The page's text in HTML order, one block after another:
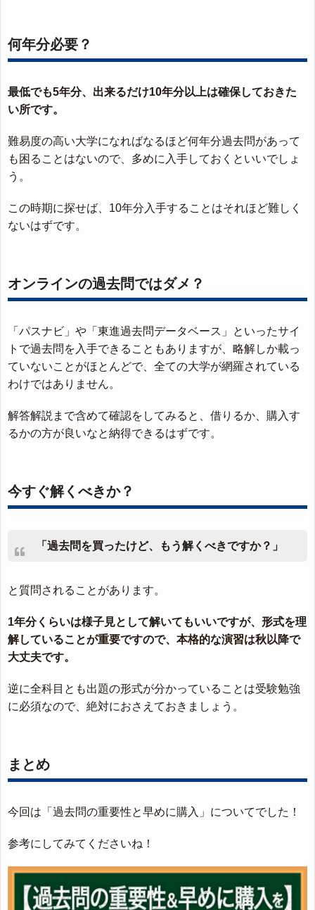
何年分必要？
最低でも5年分、出来るだけ10年分以上は確保しておきた
い所です。
難易度の高い大学になればなるほど何年分過去問があって
も困ることはないので、多めに入手しておくといいでしょ
う。
この時期に探せば、10年分入手することはそれほど難しく
ないはずです。
オンラインの過去問ではダメ？
「パスナビ」や「東進過去問データベース」といったサイ
トで過去問を入手できることもありますが、略解しか載っ
ていないことがほとんどで、全ての大学が網羅されている
わけではありません。
解答解説まで含めて確認をしてみると、借りるか、購入す
るかの方が良いなと納得できるはずです。
今すぐ解くべきか？
「過去問を買ったけど、もう解くべきですか？」
と質問されることがあります。
1年分くらいは様子見として解いてもいいですが、形式を理
解していることが重要ですので、本格的な演習は秋以降で
大丈夫です。
逆に全科目とも出題の形式が分かっていることは受験勉強
に必須なので、絶対におさえておきましょう。
まとめ
今回は「過去問の重要性と早めに購入」についてでした！
参考にしてみてくださいね！